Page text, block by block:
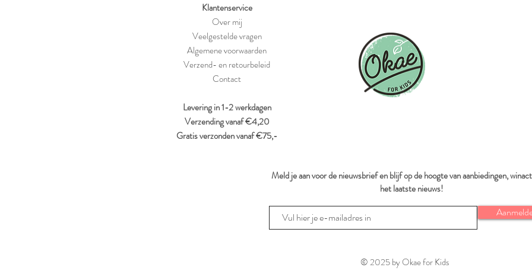
Klantenservice
Over mij
Veelgestelde vragen
Algemene voorwaarden
Verzend- en retourbeleid
Contact
Levering in 1-2 werkdagen
Verzending vanaf €4,20
Gratis verzonden vanaf €75,-
Meld je aan voor de nieuwsbrief en blijf op de hoogte van aanbiedingen,
het laatste nieuws!
© 2025 by Okae for Kids